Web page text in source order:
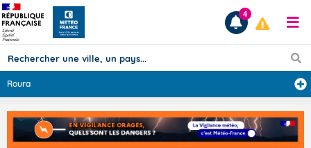
Prévisions
TOUS LES RÉSULTATS
4
Roura